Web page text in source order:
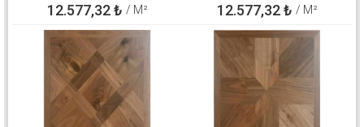
12.577,32₺ / M² 12.577,32₺ / M²